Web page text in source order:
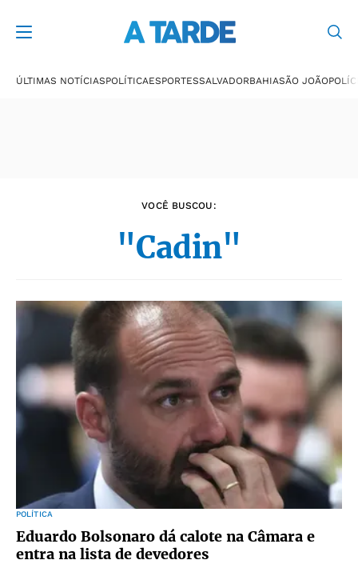
ÚLTIMAS NOTÍCIASPOLÍTICAESPORTESSALVADORBAHIASÃO JOÃO
VOCÊ BUSCOU:
"Cadin"
POLÍTICA
Eduardo Bolsonaro dá calote na Câmara e
entra na lista de devedores